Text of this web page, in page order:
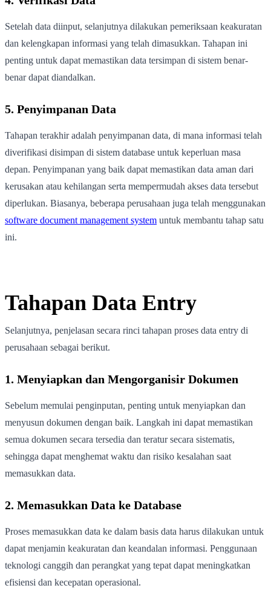
Setelah data diinput, selanjutnya dilakukan pemeriksaan keakuratan
dan kelengkapan informasi yang telah dimasukkan. Tahapan ini
penting untuk dapat memastikan data tersimpan di sistem benar-
benar dapat diandalkan.
5. Penyimpanan Data
Tahapan terakhir adalah penyimpanan data, di mana informasi telah
diverifikasi disimpan di sistem database untuk keperluan masa
depan. Penyimpanan yang baik dapat memastikan data aman dari
kerusakan atau kehilangan serta mempermudah akses data tersebut
diperlukan. Biasanya, beberapa perusahaan juga telah menggunakan
software document management system untuk membantu tahap satu
ini.
Tahapan Data Entry
Selanjutnya, penjelasan secara rinci tahapan proses data entry di
perusahaan sebagai berikut.
1. Menyiapkan dan Mengorganisir Dokumen
Sebelum memulai penginputan, penting untuk menyiapkan dan
menyusun dokumen dengan baik. Langkah ini dapat memastikan
semua dokumen secara tersedia dan teratur secara sistematis,
sehingga dapat menghemat waktu dan risiko kesalahan saat
memasukkan data.
2. Memasukkan Data ke Database
Proses memasukkan data ke dalam basis data harus dilakukan untuk
dapat menjamin keakuratan dan keandalan informasi. Penggunaan
teknologi canggih dan perangkat yang tepat dapat meningkatkan
efisiensi dan kecepatan operasional.